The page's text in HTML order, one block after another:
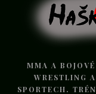
MMA A
WRESTLING
SPORTECH.